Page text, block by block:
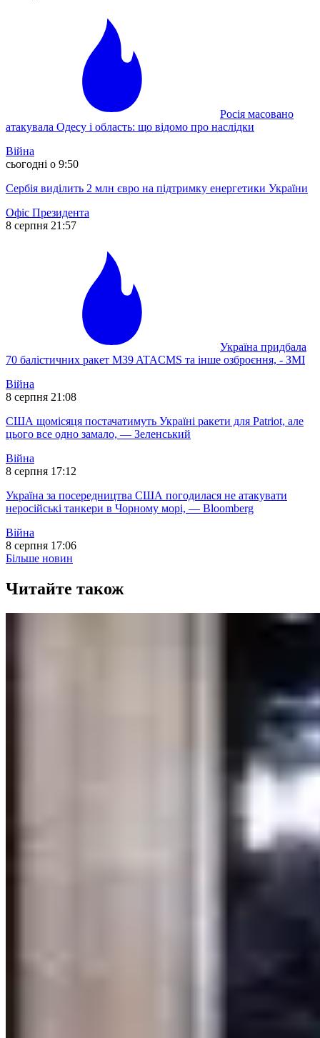
Росія масовано
атакувала Одесу і область: що відомо про наслідки
Війна
сьогодні о 9:50
Сербія виділить 2 млн євро на підтримку енергетики України
Офіс Президента
8 серпня 21:57
Україна придбала
70 балістичних ракет M39 ATACMS та інше озброєння, - ЗМІ
Війна
8 серпня 21:08
США щомісяця постачатимуть Україні ракети для Patriot, але
цього все одно замало, — Зеленський
Війна
8 серпня 17:12
Україна за посередництва США погодилася не атакувати
неросійські танкери в Чорному морі, — Bloomberg
Війна
8 серпня 17:06
Більше новин
Читайте також